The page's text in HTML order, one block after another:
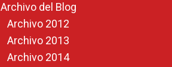
Archivo del Blog
Archivo 2012
Archivo 2013
Archivo 2014